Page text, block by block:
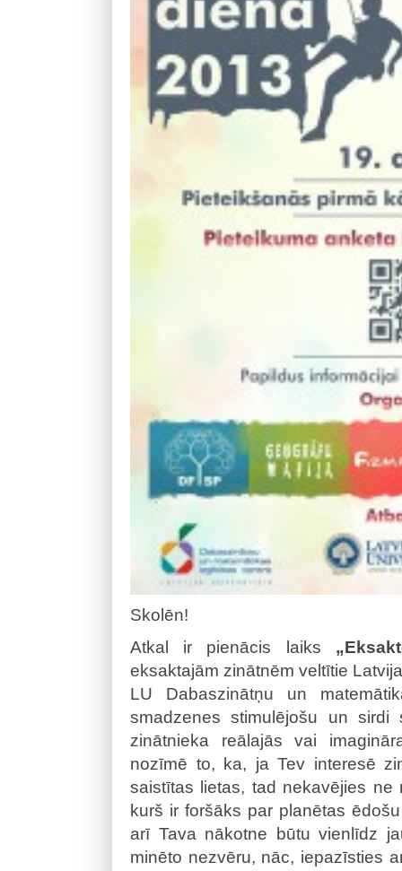
Skolēn!
Atkal ir pienācis laiks
eksaktajām zinātnēm veltītie
LU Dabaszinātņu un
smadzenes stimulējošu un
zinātnieka reālajās vai
nozīmē to, ka, ja Tev interesē
saistītas lietas, tad nekavējies
kurš ir foršāks par planētas
arī Tava nākotne būtu vienlīdz
minēto nezvēru, nāc, iepazīsties